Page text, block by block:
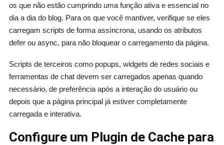
os que não estão cumprindo uma função ativa e essencial no
dia a dia do blog. Para os que você mantiver, verifique se eles
carregam scripts de forma assíncrona, usando os atributos
defer ou async, para não bloquear o carregamento da página.
Scripts de terceiros como popups, widgets de redes sociais e
ferramentas de chat devem ser carregados apenas quando
necessário, de preferência após a interação do usuário ou
depois que a página principal já estiver completamente
carregada e interativa.
Configure um Plugin de Cache para